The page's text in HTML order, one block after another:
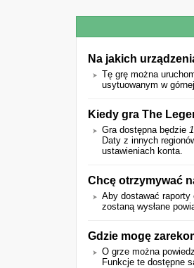
Na jakich
Tę grę można
usytuowanym w
Kiedy gra The
Gra dostępna będzie
Daty z innych
ustawieniach konta.
Chcę otrzymywać
Aby dostawać
zostaną wysłane
Gdzie mogę
O grze można
Funkcje te dostępne